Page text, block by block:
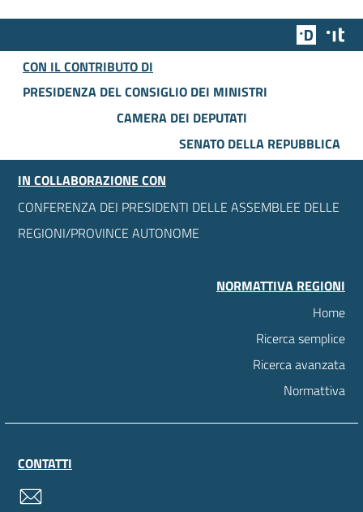
Team
CON IL CONTRIBUTO DI
PRESIDENZA DEL CONSIGLIO DEI MINISTRI
CAMERA DEI DEPUTATI
SENATO DELLA REPUBBLICA
IN COLLABORAZIONE CON
CONFERENZA DEI PRESIDENTI DELLE ASSEMBLEE DELLE
REGIONI/PROVINCE AUTONOME
NORMATTIVA REGIONI
Home
Ricerca semplice
Ricerca avanzata
Normattiva
CONTATTI